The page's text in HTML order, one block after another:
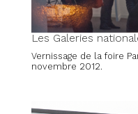
Les Galeries
Vernissage de la foire
novembre 2012.